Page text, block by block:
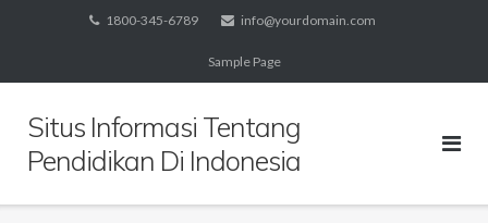
1800-345-6789 info@yourdomain.com
Sample Page
Situs Informasi Tentang
Pendidikan Di Indonesia